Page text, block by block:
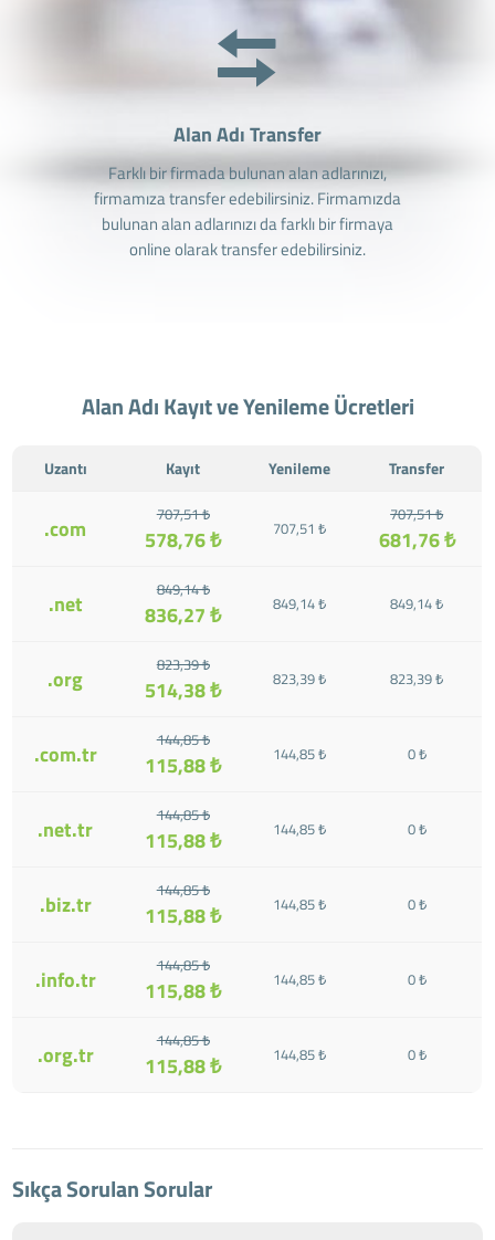
Alan Adı Transfer
Farklı bir firmada bulunan alan adlarınızı,
firmamıza transfer edebilirsiniz. Firmamızda
bulunan alan adlarınızı da farklı bir firmaya
online olarak transfer edebilirsiniz.
Alan Adı Kayıt ve Yenileme Ücretleri
Uzantı Kayıt Yenileme Transfer
.com 707,51 ₺
578,76 ₺ 707,51 ₺
707,51 ₺
681,76 ₺
.net 849,14 ₺
836,27 ₺ 849,14 ₺ 849,14 ₺
.org 823,39 ₺
514,38 ₺ 823,39 ₺ 823,39 ₺
.com.tr 144,85 ₺
115,88 ₺ 144,85 ₺ 0 ₺
.net.tr 144,85 ₺
115,88 ₺ 144,85 ₺ 0 ₺
.biz.tr 144,85 ₺
115,88 ₺ 144,85 ₺ 0 ₺
.info.tr 144,85 ₺
115,88 ₺ 144,85 ₺ 0 ₺
.org.tr 144,85 ₺
115,88 ₺ 144,85 ₺ 0 ₺
Sıkça Sorulan Sorular